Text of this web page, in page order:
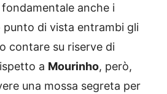
anche i
punto di vista entrambi gli
contare su riserve di
a Mourinho, però,
una mossa segreta per